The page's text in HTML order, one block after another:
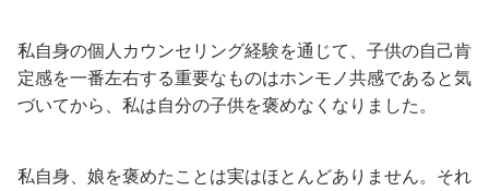
私自身の個人カウンセリング経験を通じて、子供の自己肯
定感を一番左右する重要なものはホンモノ共感であると気
づいてから、私は自分の子供を褒めなくなりました。
私自身、娘を褒めたことは実はほとんどありません。それ